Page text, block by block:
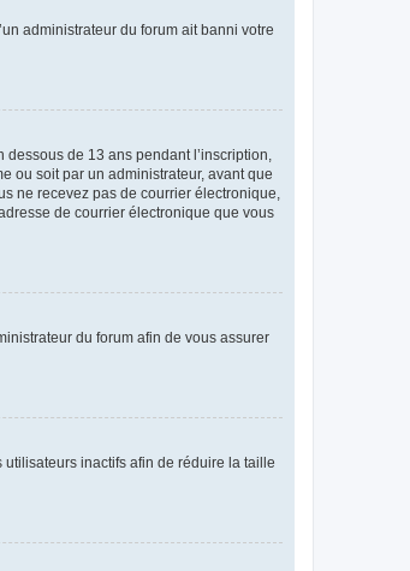
administrateur du forum ait banni votre
de 13 ans pendant l’inscription,
ou soit par un administrateur, avant que
ne recevez pas de courrier électronique,
de courrier électronique que vous
du forum afin de vous assurer
inactifs afin de réduire la taille